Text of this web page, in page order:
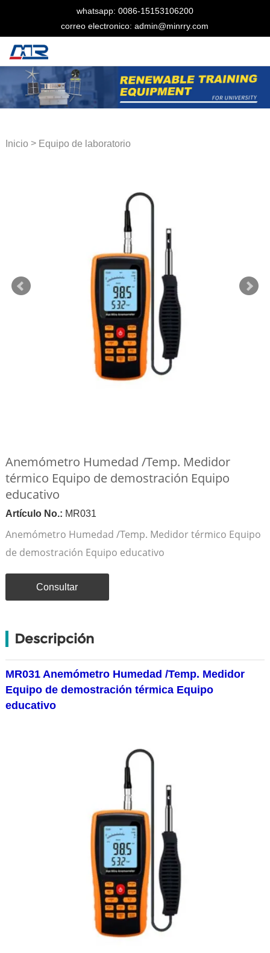
whatsapp: 0086-15153106200
correo electronico: admin@minrry.com
Inicio> Equipo de laboratorio
Anemómetro Humedad /Temp. Medidor
térmico Equipo de demostración Equipo
educativo
Artículo No.: MR031
Anemómetro Humedad /Temp. Medidor térmico Equipo
de demostración Equipo educativo
Consultar
Descripción
MR031 Anemómetro Humedad /Temp. Medidor
Equipo de demostración térmica Equipo
educativo